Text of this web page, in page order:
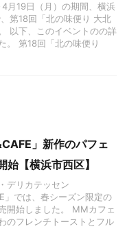
月19日（月）の期間、横浜
第18回「北の味便り 大北
以下、このイベントのの詳
。 第18回「北の味便り
」新作のパフェ
始【横浜市西区】
デリカテッセン
」では、春シーズン限定の
開始しました。 MMカフェ
のフレンチトーストとフル